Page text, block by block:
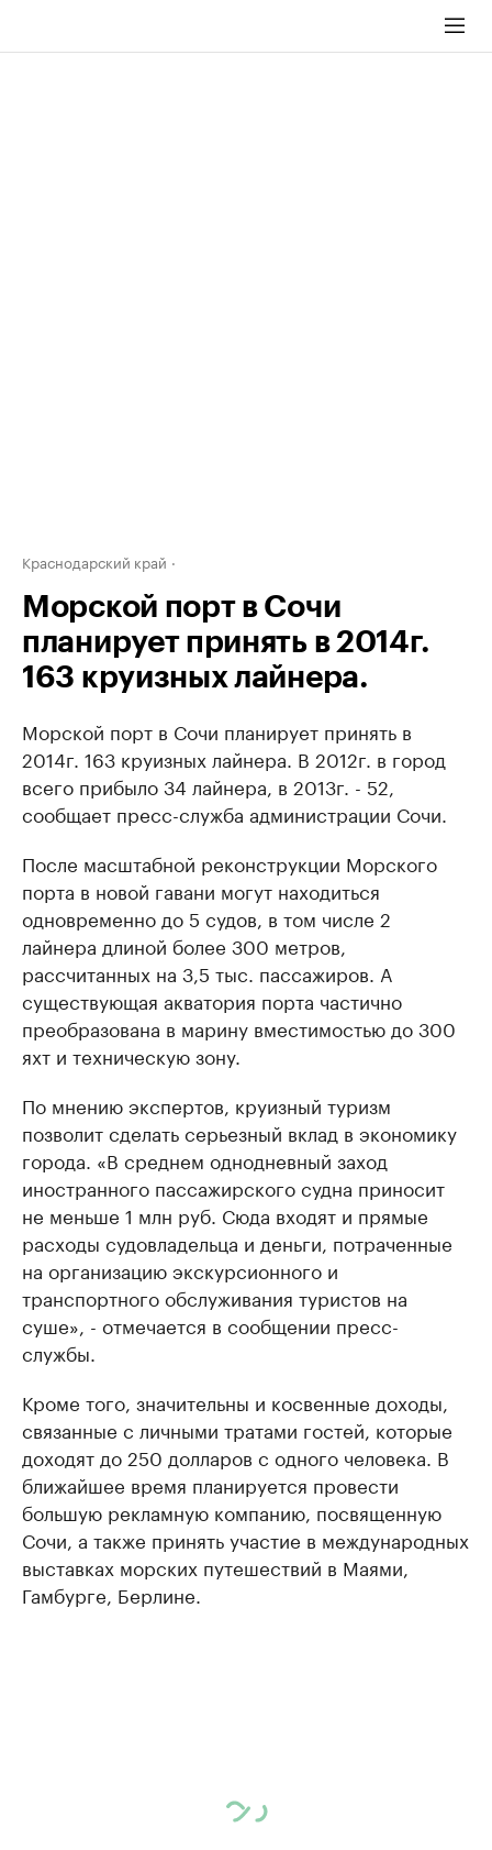
Краснодарский край
Морской порт в Сочи
планирует принять в 2014г.
163 круизных лайнера.
Морской порт в Сочи планирует принять в
2014г. 163 круизных лайнера. В 2012г. в город
всего прибыло 34 лайнера, в 2013г. - 52,
сообщает пресс-служба администрации Сочи.
После масштабной реконструкции Морского
порта в новой гавани могут находиться
одновременно до 5 судов, в том числе 2
лайнера длиной более 300 метров,
рассчитанных на 3,5 тыс. пассажиров. А
существующая акватория порта частично
преобразована в марину вместимостью до 300
яхт и техническую зону.
По мнению экспертов, круизный туризм
позволит сделать серьезный вклад в экономику
города. «В среднем однодневный заход
иностранного пассажирского судна приносит
не меньше 1 млн руб. Сюда входят и прямые
расходы судовладельца и деньги, потраченные
на организацию экскурсионного и
транспортного обслуживания туристов на
суше», - отмечается в сообщении пресс-
службы.
Кроме того, значительны и косвенные доходы,
связанные с личными тратами гостей, которые
доходят до 250 долларов с одного человека. В
ближайшее время планируется провести
большую рекламную компанию, посвященную
Сочи, а также принять участие в международных
выставках морских путешествий в Маями,
Гамбурге, Берлине.